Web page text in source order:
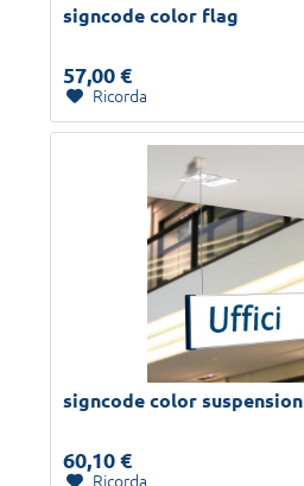
signcode color flag
57,00 €
Ricorda
signcode color suspension
60,10 €
Ricorda